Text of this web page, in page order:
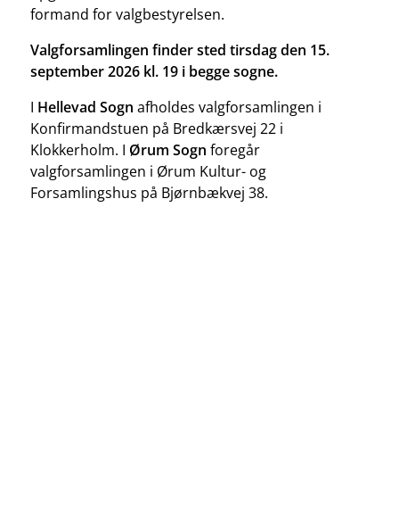
formand for valgbestyrelsen.
Valgforsamlingen finder sted tirsdag den 15.
september 2026 kl. 19 i begge sogne.
I Hellevad Sogn afholdes valgforsamlingen i
Konfirmandstuen på Bredkærsvej 22 i
Klokkerholm. I Ørum Sogn foregår
valgforsamlingen i Ørum Kultur- og
Forsamlingshus på Bjørnbækvej 38.